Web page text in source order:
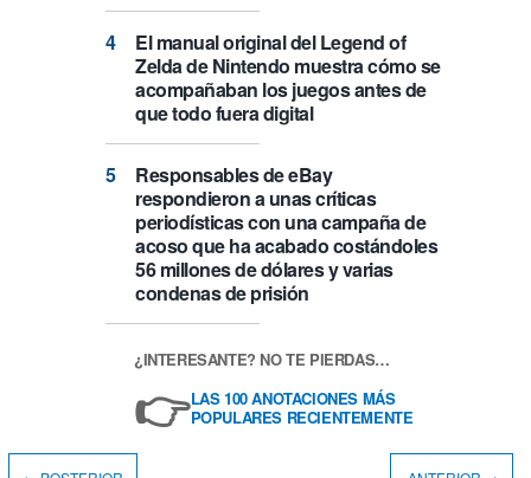
El manual original del Legend of
Zelda de Nintendo muestra cómo se
acompañaban los juegos antes de
que todo fuera digital
Responsables de eBay
respondieron a unas críticas
periodísticas con una campaña de
acoso que ha acabado costándoles
56 millones de dólares y varias
condenas de prisión
¿INTERESANTE? NO TE PIERDAS…
👉LAS 100 ANOTACIONES MÁS
POPULARES RECIENTEMENTE